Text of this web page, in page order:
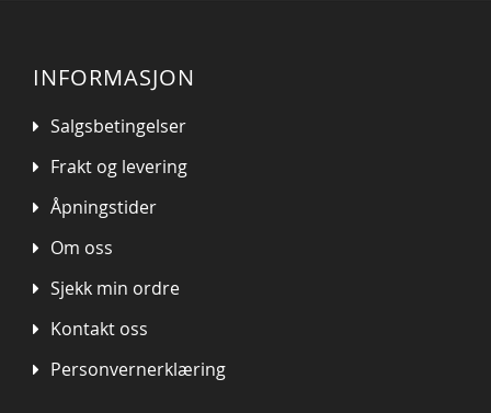
INFORMASJON
Salgsbetingelser
Frakt og levering
Åpningstider
Om oss
Sjekk min ordre
Kontakt oss
Personvernerklæring